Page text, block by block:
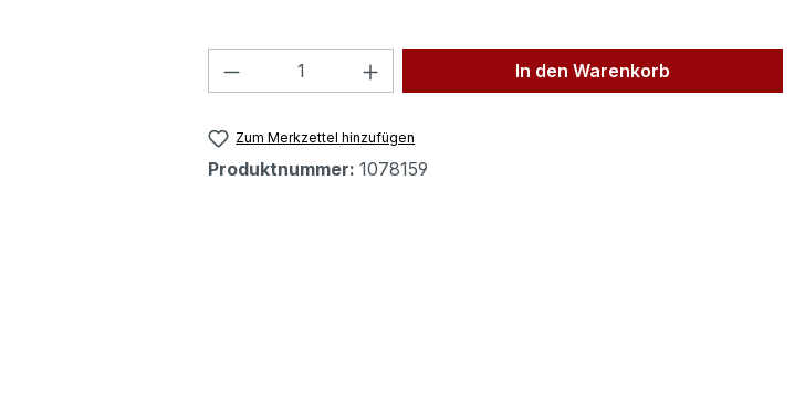
Produkt Anzahl: Gib den gewünschten Wert
In den Warenkorb
Zum Merkzettel hinzufügen
Produktnummer: 1078159